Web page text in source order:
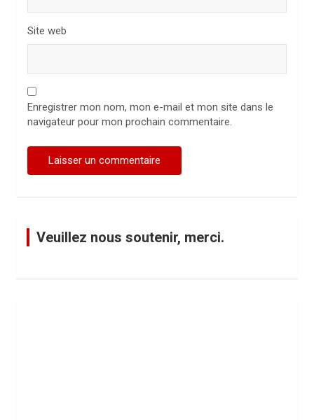
Site web
Enregistrer mon nom, mon e-mail et mon site dans le
navigateur pour mon prochain commentaire.
Veuillez nous soutenir, merci.